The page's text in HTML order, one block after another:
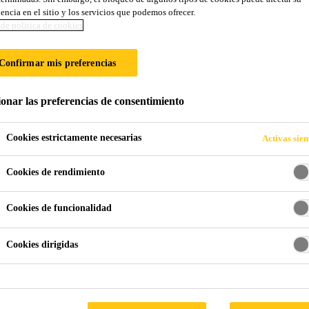
Acristalamiento Estructural
son elementos de construcción
probados. Sika es un socio confiable en
en el sitio y los servicios que podemos ofrecer.
de politica de cookies
mis preferencias
las preferencias de consentimiento
Cookies estrictamente necesarias Activas
Cookies de rendimiento
Cookies de funcionalidad
Cookies dirigidas